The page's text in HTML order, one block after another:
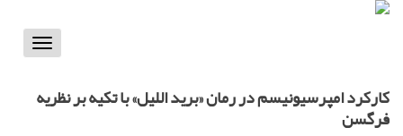
Toggle
کارکرد امپرسیونیسم در رمان «برید اللیل» با تکیه بر نظریه
فرگسن